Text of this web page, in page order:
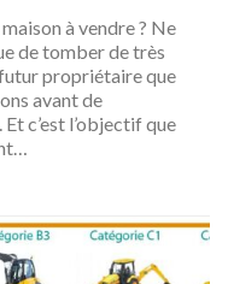
à vendre ? Ne
de tomber de très
propriétaire que
avant de
Et c’est l’objectif que